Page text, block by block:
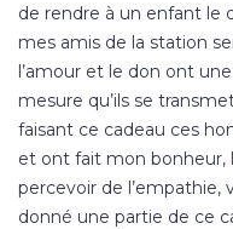
de rendre à un enfant le
mes amis de la station
l’amour et le don ont
mesure qu’ils se
faisant ce cadeau ces
et ont fait mon bonheur,
percevoir de l’empathie,
donné une partie de ce